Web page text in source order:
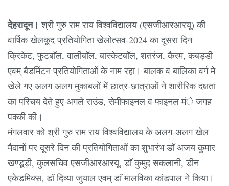
देहरादून। श्री गुरु राम राय विश्वविद्यालय (एसजीआरआरयू) की
वार्षिक खेलकूद प्रतियोगिता खेलोत्सव-2024 का दूसरा दिन
क्रिकेट, फुटबाॅल, वालीबाॅल, बास्केटबाॅल, शतरंज, कैरम, कबड्डी
एवम् बैडमिंटन प्रतियोगिताओं के नाम रहा। बालक व बालिका वर्ग मे
खेले गए अलग अलग मुकाबलों में छात्र-छात्राओं ने शारीरिक दक्षता
का परिचय देते हुए अगले राउंड, सेमीफाइनल व फाइनल मंे जगह
पक्की की।
मंगलवार को श्री गुरु राम राय विश्वविद्यालय के अलग-अलग खेल
मैदानों पर दूसरे दिन की प्रतियोगिताओं का शुभारंभ डाॅ अजय कुमार
खण्डूड़ी, कुलसचिव एसजीआरआरयू, डाॅ कुमुद सकलानी, डीन
एकेडमिक्स, डाॅ दिव्या जुयाल एवम् डाॅ मालविका कांडपाल ने किया।